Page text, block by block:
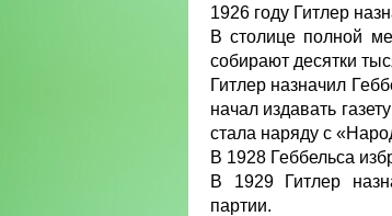
1926 году Гитлер
В столице полной
собирают десятки
Гитлер назначил
начал издавать
стала наряду с
В 1928 Геббельса
В 1929 Гитлер
партии.